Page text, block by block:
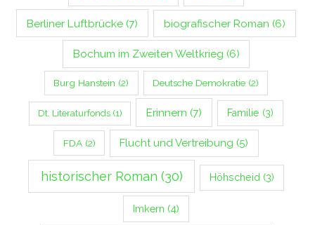
Berliner Luftbrücke (7) biografischer Roman (6)
Bochum im Zweiten Weltkrieg (6)
Burg Hanstein (2) Deutsche Demokratie(2)
Dt. Literaturfonds(1) Erinnern (7) Familie (3)
FDA(2) Flucht und Vertreibung (5)
historischer Roman (30) Höhscheid (3)
Imkern (4)